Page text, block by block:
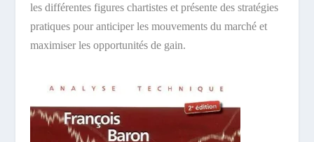
les différentes figures chartistes et présente des stratégies
pratiques pour anticiper les mouvements du marché et
maximiser les opportunités de gain.